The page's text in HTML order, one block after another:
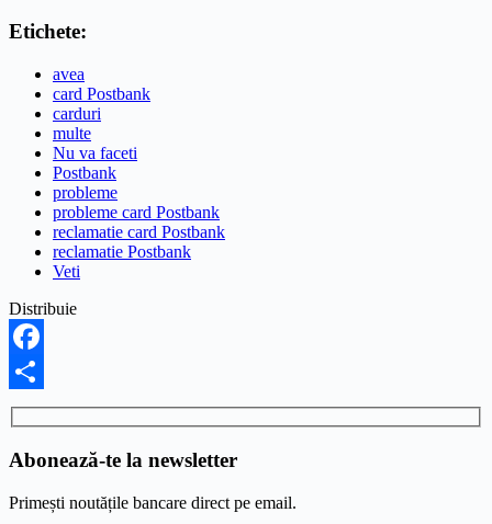
Etichete:
avea
card Postbank
carduri
multe
Nu va faceti
Postbank
probleme
probleme card Postbank
reclamatie card Postbank
reclamatie Postbank
Veti
Distribuie
Facebook
Share
Abonează-te la newsletter
Primești noutățile bancare direct pe email.